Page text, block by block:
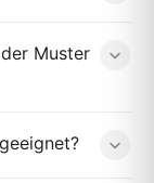
Muster